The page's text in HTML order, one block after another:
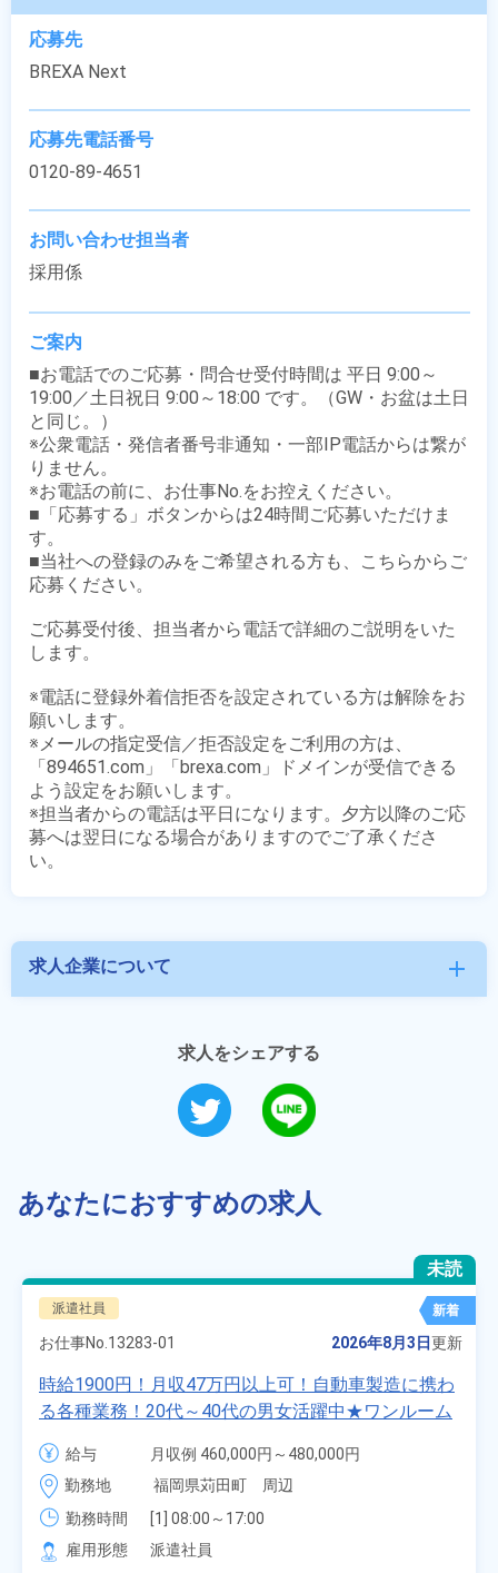
応募先
BREXA Next
応募先電話番号
0120-89-4651
お問い合わせ担当者
採用係
ご案内
■お電話でのご応募・問合せ受付時間は 平日 9:00～
19:00／土日祝日 9:00～18:00 です。（GW・お盆は土日
と同じ。）
※公衆電話・発信者番号非通知・一部IP電話からは繋が
りません。
※お電話の前に、お仕事No.をお控えください。
■「応募する」ボタンからは24時間ご応募いただけま
す。
■当社への登録のみをご希望される方も、こちらからご
応募ください。
ご応募受付後、担当者から電話で詳細のご説明をいた
します。
※電話に登録外着信拒否を設定されている方は解除をお
願いします。
※メールの指定受信／拒否設定をご利用の方は、
「894651.com」「brexa.com」ドメインが受信できる
よう設定をお願いします。
※担当者からの電話は平日になります。夕方以降のご応
募へは翌日になる場合がありますのでご了承くださ
求人企業について add
求人をシェアする
あなたにおすすめの求人
未読
派遣社員 新着
お仕事No. 13283-01 2026年8月3日更新
時給1900円！月収47万円以上可！自動車製造に携わ
る各種業務！20代～40代の男女活躍中★ワンルーム
寮無料！マイカー通勤OK！無料駐車場あり！赴任旅
費会社負担！社員食堂あり！日払いあり！土日休
み！特別賞与90万円支給！《福岡県京都郡苅田町》
給与
月収例 460,000円～480,000円
時給 1,900円～1,900円
勤務地
福岡県苅田町　周辺
勤務時間
[1] 08:00～17:00
[2] 20:00～05:00
[3] 06:30～15:00
雇用形態
派遣社員